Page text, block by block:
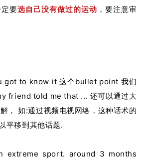
要选自己没有做过的运动 ，要注意审
got to know it 这个bullet point 我们
friend told me that ... 还可以通过大
， 如:通过视频电视网络，这种话术的
平移到其他话题.
extreme sport. around 3 months